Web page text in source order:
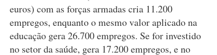
euros) com as forças armadas cria 11.200
empregos, enquanto o mesmo valor aplicado na
educação gera 26.700 empregos. Se for investido
no setor da saúde, gera 17.200 empregos, e no